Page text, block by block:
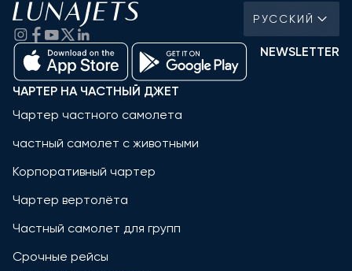
РУССКИЙ
NEWSLETTER
ЧАРТЕР НА ЧАСТНЫЙ ДЖЕТ
Чартер частного самолета
частный самолет с животными
Корпоративный чартер
Чартер вертолёта
Частный самолет для групп
Срочные рейсы